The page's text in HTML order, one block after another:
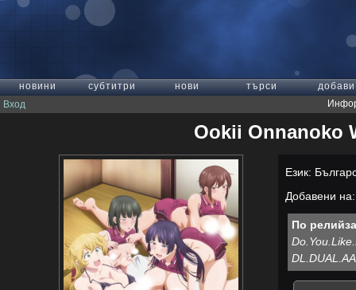
новини субтитри нови търси
добави
Вход
Ookii Onnanoko
Език:
Добавени
По